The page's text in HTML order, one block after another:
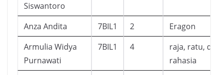
Siswantoro
Anza Andita 7BIL1 2
Eragon
Armulia Widya
Purnawati
7BIL1 4
raja, ratu,
rahasia